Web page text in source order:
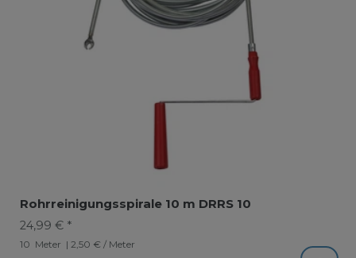
Rohrreinigungsspirale 10 m DRRS 10
24,99 € *
10 Meter | 2,50 € / Meter